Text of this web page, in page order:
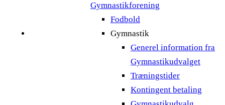
Gymnastikforening
Fodbold
Gymnastik
Generel information fra
Gymnastikudvalget
Træningstider
Kontingent betaling